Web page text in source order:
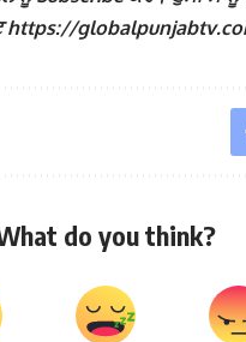
do you think?